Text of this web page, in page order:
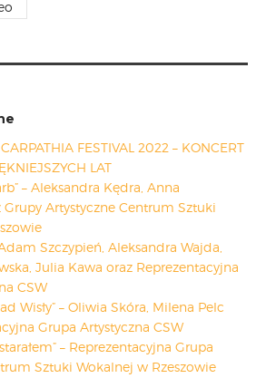
FESTIVAL 2022 – KONCERT
LAT
– Aleksandra Kędra, Anna
Grupy Artystyczne Centrum Sztuki
Adam Szczypień, Aleksandra Wajda,
Julia Kawa oraz Reprezentacyjna
CSW
Wisły” – Oliwia Skóra, Milena Pelc
Grupa Artystyczna CSW
– Reprezentacyjna Grupa
Sztuki Wokalnej w Rzeszowie